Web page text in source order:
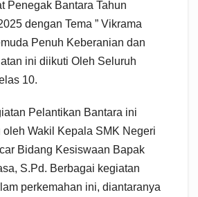
Penegak Bantara Tahun
dengan Tema ” Vikrama
Penuh Keberanian dan
ini diikuti Oleh Seluruh
10.
Pelantikan Bantara ini
Wakil Kepala SMK Negeri
Bidang Kesiswaan Bapak
S.Pd. Berbagai kegiatan
perkemahan ini, diantaranya